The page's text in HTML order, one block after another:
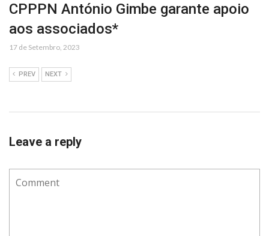
CPPPN António Gimbe garante apoio
aos associados*
17 de Setembro, 2023
PREV NEXT
Leave a reply